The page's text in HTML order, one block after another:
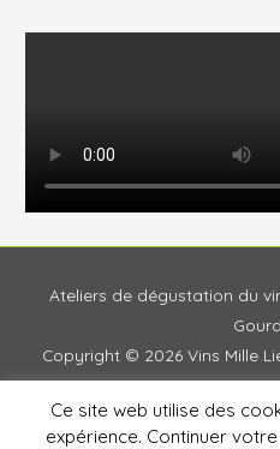
Ateliers de dégustation du
Copyright © 2026 Vins Mille
Agence
Accueil Prestations
Ce site web utilise des
expérience. Continuer